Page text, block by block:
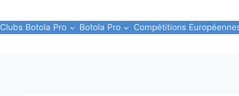
Clubs Botola Pro Botola Pro Compétitions